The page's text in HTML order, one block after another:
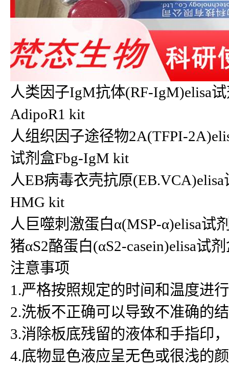
人类因子IgM抗体(RF-IgM)elisa
AdipoR1 kit
人组织因子途径物2A(TFPI-
试剂盒Fbg-IgM kit
人EB病毒衣壳抗原
HMG kit
人巨噬刺激蛋白α(MSP-α)elisa试
猪αS2酪蛋白(αS2-casein)elisa试
注意事项
1.严格按照规定的时间和温度进
2.洗板不正确可以导致不准确的
3.消除板底残留的液体和手指印
4.底物显色液应呈无色或很浅的